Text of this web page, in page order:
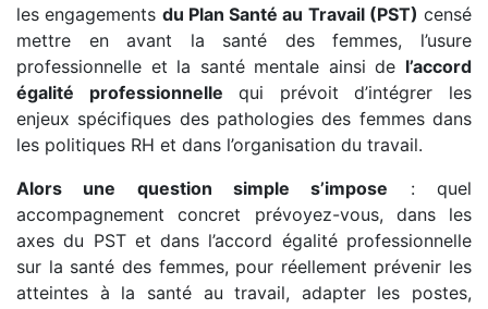
les engagements du Plan Santé au Travail (PST) censé
mettre en avant la santé des femmes, l’usure
professionnelle et la santé mentale ainsi de l’accord
égalité professionnelle qui prévoit d’intégrer les
enjeux spécifiques des pathologies des femmes dans
les politiques RH et dans l’organisation du travail.
Alors une question simple s’impose : quel
accompagnement concret prévoyez-vous, dans les
axes du PST et dans l’accord égalité professionnelle
sur la santé des femmes, pour réellement prévenir les
atteintes à la santé au travail, adapter les postes,